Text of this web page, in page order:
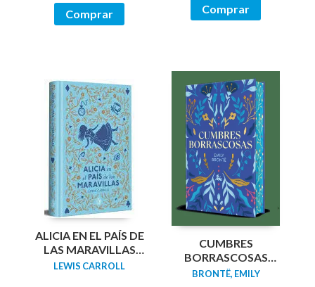
Comprar Comprar
ALICIA EN EL PAÍS DE
LAS MARAVILLAS
(EDICIÓN LIMITADA
LEWIS CARROLL
CUMBRES
BORRASCOSAS
(EDICION LIMITADA
BRONTË, EMILY